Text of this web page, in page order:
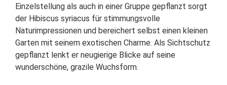
Einzelstellung als auch in einer Gruppe gepflanzt sorgt
der Hibiscus syriacus für stimmungsvolle
Naturimpressionen und bereichert selbst einen kleinen
Garten mit seinem exotischen Charme. Als Sichtschutz
gepflanzt lenkt er neugierige Blicke auf seine
wunderschöne, grazile Wuchsform.